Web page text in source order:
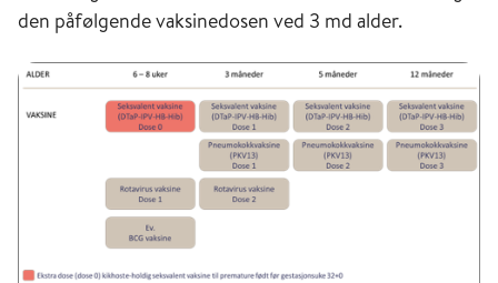
uker eller eldre ved første vaksinedose. I
levehalvår, mens det i Norge gis to doser i
barnets første levehalvår. En oppsummering av
resultatene viste at:
Premature barn har god immunologisk
respons på vaksinen og får beskyttelse mot
kikhoste tilsvarendefullbårne barn.
Premature barn født før 30 ukers GA
den påfølgende vaksinedosen ved 3 md alder.